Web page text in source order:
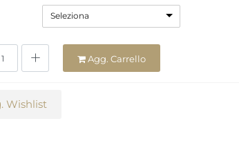
Seleziona
Agg. Carrello
Wishlist